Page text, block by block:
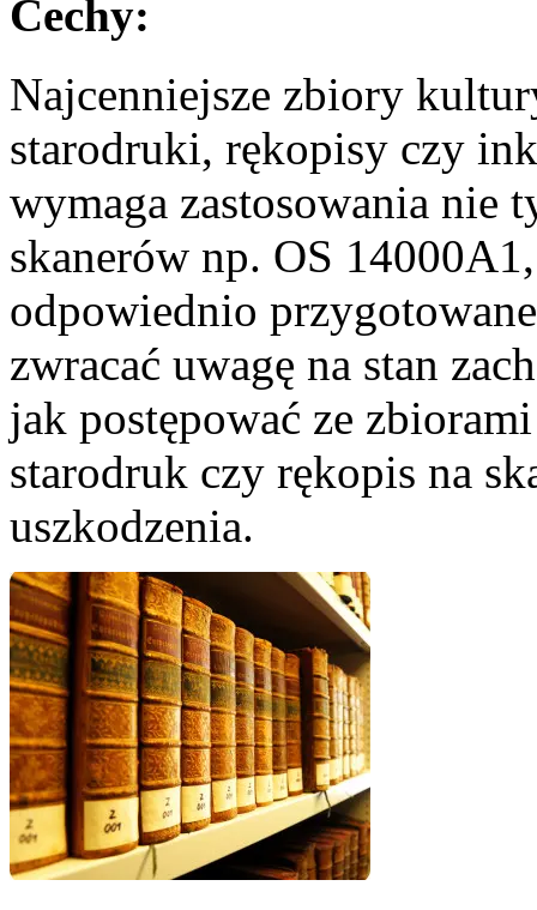
Cechy:
Najcenniejsze zbiory
starodruki, rękopisy czy
wymaga zastosowania nie
skanerów np. OS
odpowiednio
zwracać uwagę na stan
jak postępować ze
starodruk czy rękopis na
uszkodzenia.